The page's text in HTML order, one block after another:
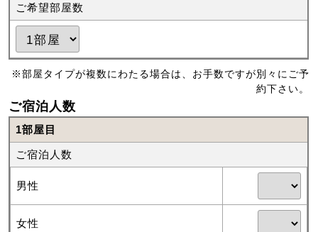
ご希望部屋数
※部屋タイプが複数にわたる場合は、お手数ですが別々にご予
約下さい。
ご宿泊人数
1部屋目
ご宿泊人数
男性
女性